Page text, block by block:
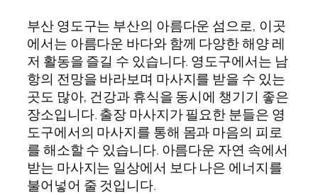
부산 영도구는 부산의 아름다운 섬으로, 이곳
에서는 아름다운 바다와 함께 다양한 해양 레
저 활동을 즐길 수 있습니다. 영도구에서는 남
항의 전망을 바라보며 마사지를 받을 수 있는
곳도 많아, 건강과 휴식을 동시에 챙기기 좋은
장소입니다. 출장 마사지가 필요한 분들은 영
도구에서의 마사지를 통해 몸과 마음의 피로
를 해소할 수 있습니다. 아름다운 자연 속에서
받는 마사지는 일상에서 보다 나은 에너지를
불어넣어 줄 것입니다.